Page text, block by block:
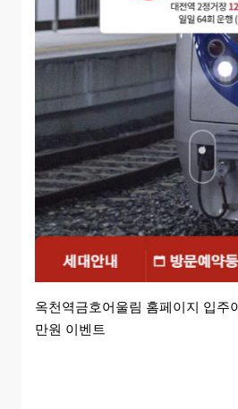
옥천역금호어울림 홈페이지 입주
만원 이벤트